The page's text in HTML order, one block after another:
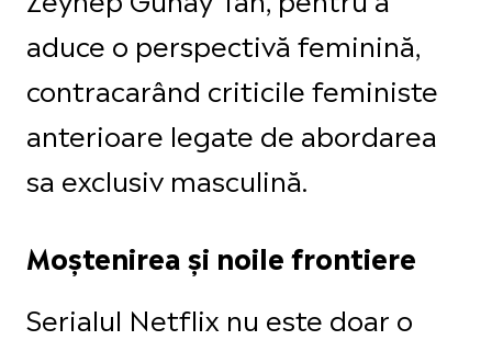
aduce o perspectivă feminină,
contracarând criticile feministe
anterioare legate de abordarea
sa exclusiv masculină.
Moștenirea și noile frontiere
Serialul Netflix nu este doar o